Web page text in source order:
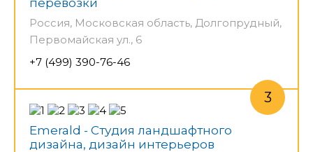
Россия, Московская область, Долгопрудный,
Первомайская ул., 6
+7 (499) 390-76-46
Emerald - Студия ландшафтного
дизайна, дизайн интерьеров